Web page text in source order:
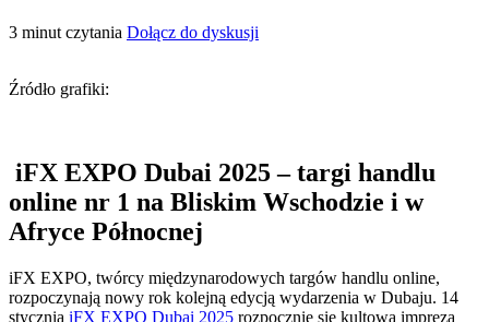
3 minut czytania Dołącz do dyskusji
Źródło grafiki:
iFX EXPO Dubai 2025 – targi handlu
online nr 1 na Bliskim Wschodzie i w
Afryce Północnej
iFX EXPO, twórcy międzynarodowych targów handlu online,
rozpoczynają nowy rok kolejną edycją wydarzenia w Dubaju. 14
stycznia iFX EXPO Dubai 2025 rozpocznie się kultową imprezą